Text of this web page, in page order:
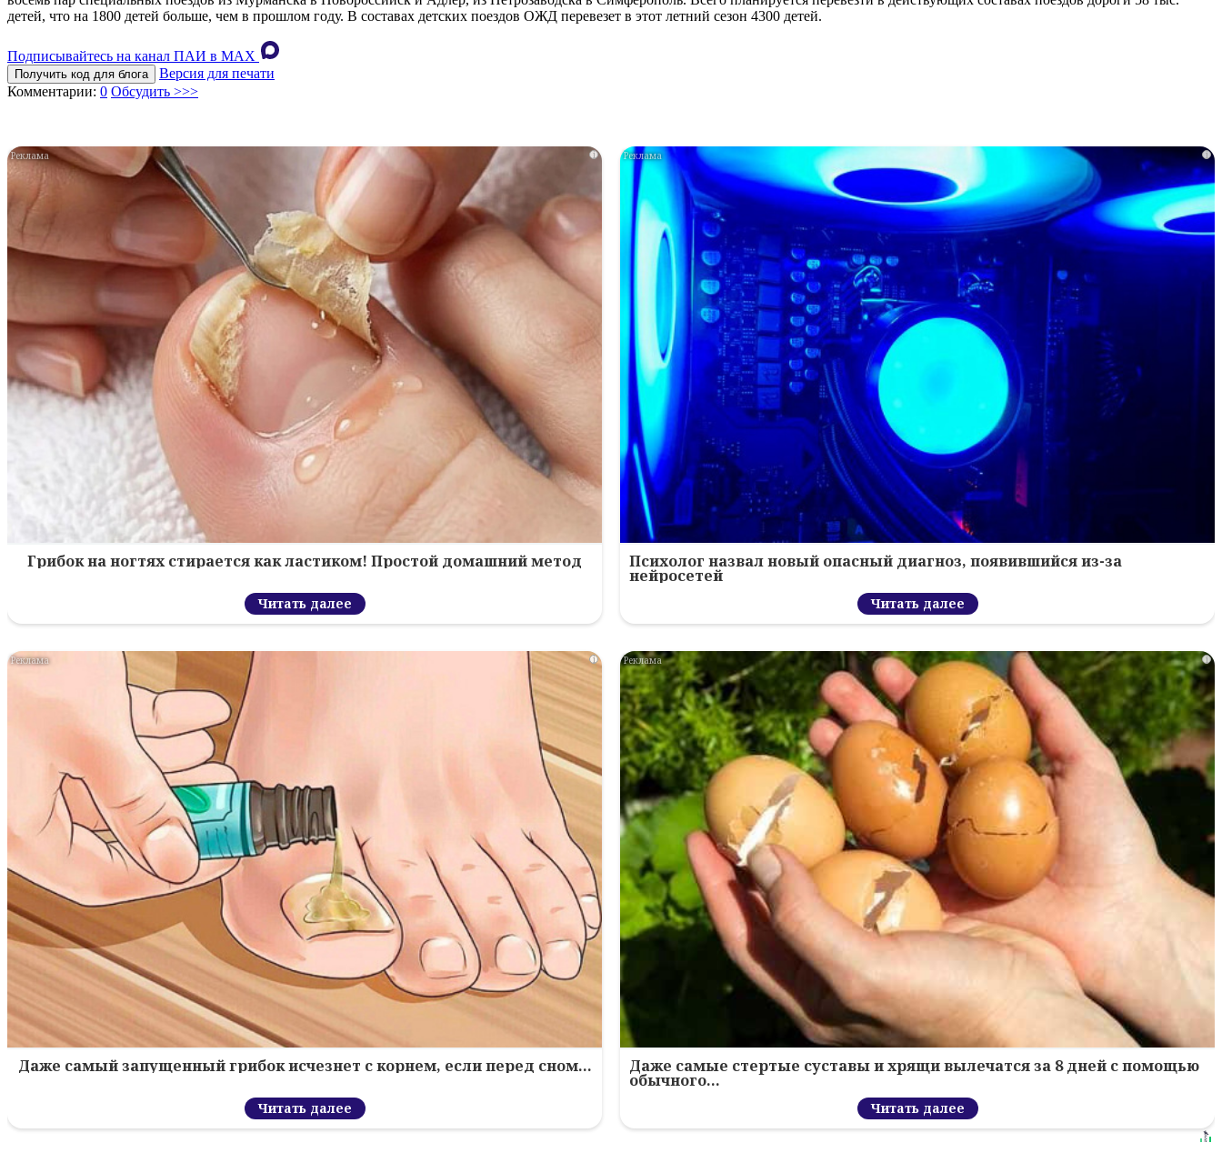
детей, что на 1800 детей больше, чем в прошлом году. В составах детских поездов ОЖД перевезет в этот летний сезон 4300 детей.
Подписывайтесь на канал ПАИ в MAХ
Получить код для блога
Версия для печати
Комментарии: 0 Обсудить >>>
i
Грибок на ногтях стирается как ластиком! Простой домашний метод
Читать далее
i
Психолог назвал новый опасный диагноз, появившийся из-за
нейросетей
Читать далее
i
Даже самый запущенный грибок исчезнет с корнем, если перед сном…
Читать далее
i
Даже самые стертые суставы и хрящи вылечатся за 8 дней с помощью
обычного…
Читать далее